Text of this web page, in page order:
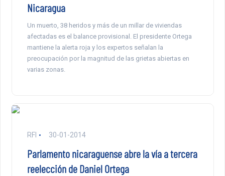
Nicaragua
Un muerto, 38 heridos y más de un millar de viviendas
afectadas es el balance provisional. El presidente Ortega
mantiene la alerta roja y los expertos señalan la
preocupación por la magnitud de las grietas abiertas en
varias zonas.
RFI 30-01-2014
Parlamento nicaraguense abre la vía a tercera
reelección de Daniel Ortega